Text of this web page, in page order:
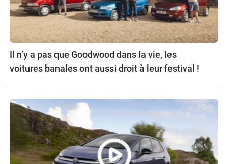
Il n’y a pas que Goodwood dans la vie, les
voitures banales ont aussi droit à leur festival !